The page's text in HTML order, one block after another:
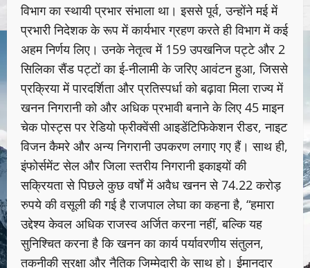
विभाग का स्थायी प्रभार संभाला था। इससे पूर्व, उन्होंने मई में
प्रभारी निदेशक के रूप में कार्यभार ग्रहण करते ही विभाग में कई
अहम निर्णय लिए। उनके नेतृत्व में 159 उपखनिज पट्टे और 2
सिलिका सैंड पट्टों का ई-नीलामी के जरिए आवंटन हुआ, जिससे
प्रक्रिया में पारदर्शिता और प्रतिस्पर्धा को बढ़ावा मिला राज्य में
खनन निगरानी को और अधिक प्रभावी बनाने के लिए 45 माइन
चेक पोस्ट्स पर रेडियो फ्रीक्वेंसी आइडेंटिफिकेशन रीडर, नाइट
विजन कैमरे और अन्य निगरानी उपकरण लगाए गए हैं। साथ ही,
इंफोर्समेंट सेल और जिला स्तरीय निगरानी इकाइयों की
सक्रियता से पिछले कुछ वर्षों में अवैध खनन से 74.22 करोड़
रुपये की वसूली की गई है राजपाल लेघा का कहना है, “हमारा
उद्देश्य केवल अधिक राजस्व अर्जित करना नहीं, बल्कि यह
सुनिश्चित करना है कि खनन का कार्य पर्यावरणीय संतुलन,
तकनीकी सुरक्षा और नैतिक जिम्मेदारी के साथ हो। ईमानदार